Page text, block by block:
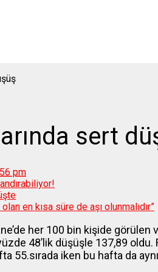
sert
pm
en kısa süre de aşı olunmalıdır”
her 100 bin kişide görülen
48’lik düşüşle 137,89
55.sırada iken bu hafta da aynı